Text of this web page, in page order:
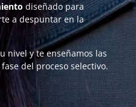
diseñado para
a despuntar en la
nivel y te enseñamos las
del proceso selectivo.